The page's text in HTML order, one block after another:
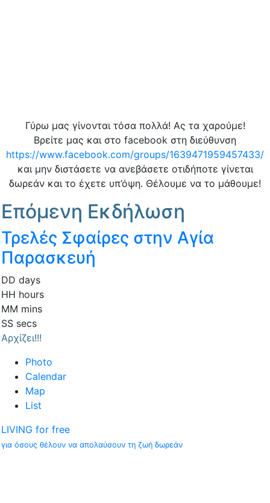
Γύρω μας γίνονται τόσα πολλά! Ας τα χαρούμε!
Βρείτε μας και στο facebook στη διεύθυνση
https://www.facebook.com/groups/1639471959457433/
και μην διστάσετε να ανεβάσετε οτιδήποτε γίνεται
δωρεάν και το έχετε υπ’όψη. Θέλουμε να το μάθουμε!
Επόμενη Εκδήλωση
Τρελές Σφαίρες στην Αγία
Παρασκευή
DD days
HH hours
MM mins
SS secs
Αρχίζει!!!
Photo
Calendar
Map
List
LIVING for free
για όσους θέλουν να απολαύσουν τη ζωή δωρεάν